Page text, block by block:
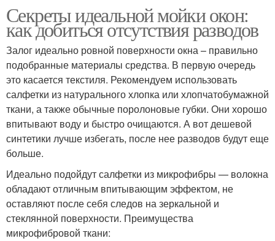
Секреты идеальной мойки окон:
как добиться отсутствия разводов
Залог идеально ровной поверхности окна – правильно
подобранные материалы средства. В первую очередь
это касается текстиля. Рекомендуем использовать
салфетки из натурального хлопка или хлопчатобумажной
ткани, а также обычные поролоновые губки. Они хорошо
впитывают воду и быстро очищаются. А вот дешевой
синтетики лучше избегать, после нее разводов будут еще
больше.
Идеально подойдут салфетки из микрофибры — волокна
обладают отличным впитывающим эффектом, не
оставляют после себя следов на зеркальной и
стеклянной поверхности. Преимущества
микрофибровой ткани: